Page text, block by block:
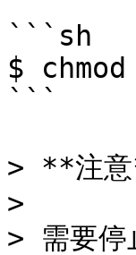
```sh
$
```
> **注
>
> 需要停